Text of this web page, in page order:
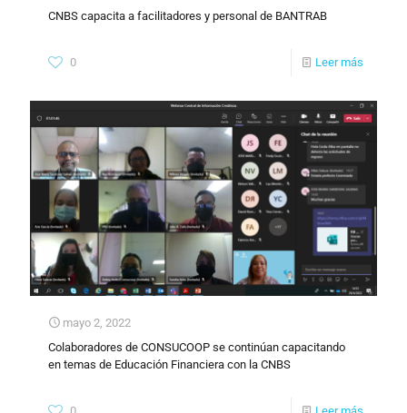
CNBS capacita a facilitadores y personal de BANTRAB
0 Leer más
mayo 2, 2022
Colaboradores de CONSUCOOP se continúan capacitando
en temas de Educación Financiera con la CNBS